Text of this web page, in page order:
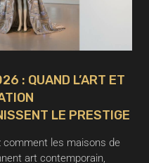
: QUAND L’ART ET
LE PRESTIGE
comment les maisons de
art contemporain,